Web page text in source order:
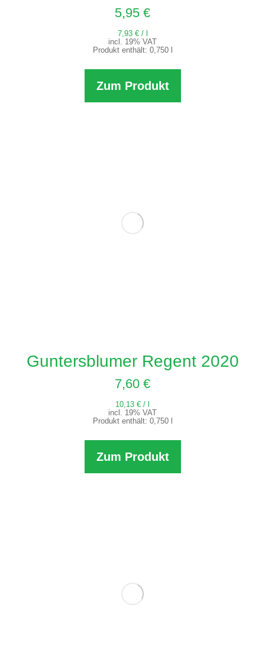
5,95 €
7,93 €/
incl. 19% VAT
Produkt enthält: 0,750
Zum Produkt
Guntersblumer Regent 2020
7,60 €
10,13 € /
incl. 19% VAT
Produkt enthält: 0,750
Zum Produkt